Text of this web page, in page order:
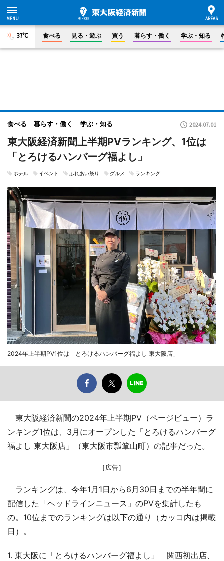
37°C 食べる 見る・遊ぶ 買う 暮らす・働く 学ぶ・知る
食べる 暮らす・働く 学ぶ・知る 2024.07.01
東大阪経済新聞上半期PVランキング、1位は
「とろけるハンバーグ福よし」
ホテル イベント ふれあい祭り グルメ ランキング
2024年上半期PV1位は「とろけるハンバーグ福よし 東大阪店」
東大阪経済新聞の2024年上半期PV（ページビュー）ラ
ンキング1位は、3月にオープンした「とろけるハンバーグ
福よし 東大阪店」（東大阪市瓢箪山町）の記事だった。
［広告］
ランキングは、今年1月1日から6月30日までの半年間に
配信した「ヘッドラインニュース」のPVを集計したも
の。10位までのランキングは以下の通り（カッコ内は掲載
日）。
1. 東大阪に「とろけるハンバーグ福よし」 関西初出店、